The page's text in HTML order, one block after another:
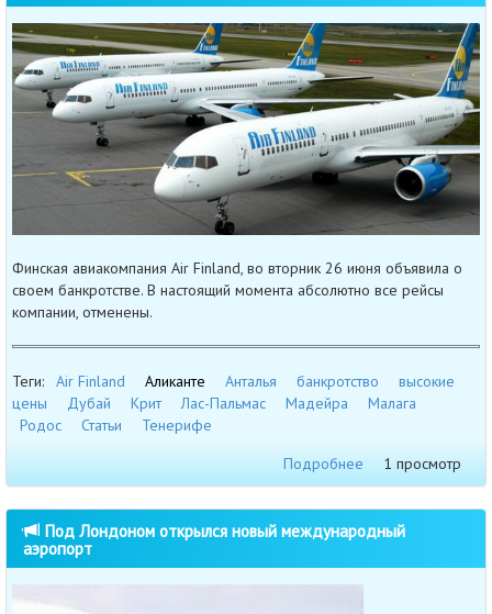
Финская авиакомпания Air Finland, во вторник 26 июня объявила о
своем банкротстве. В настоящий момента абсолютно все рейсы
компании, отменены.
Теги: Air Finland Аликанте Анталья банкротство
высокие
цены
Дубай Крит Лас-Пальмас Мадейра
Малага
Родос
Статьи
Тенерифе
Подробнее
1 просмотр
Под Лондоном открылся новый международный
аэропорт